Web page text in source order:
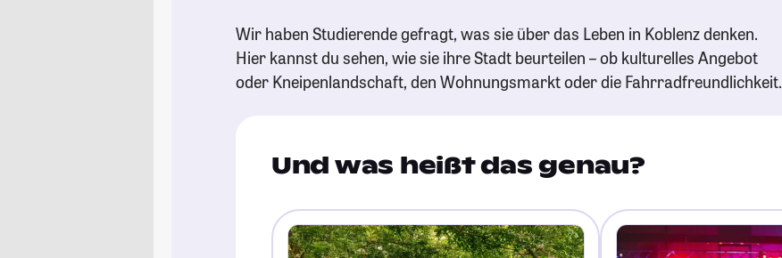
Wir haben Studierende gefragt, was sie über das Leben in Koblenz denken.
Hier kannst du sehen, wie sie ihre Stadt beurteilen – ob kulturelles Angebot
oder Kneipenlandschaft, den Wohnungsmarkt oder die Fahrradfreundlichkeit.
Und was heißt das genau?